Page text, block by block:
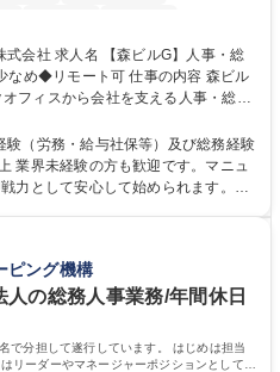
歓迎 駅近5分以内 土日祝休み
G】人事・総
ト可 仕事の内容 森ビル
フィスから会社を支える人事・総務
バランスよく担当し、ゆくゆくは制
りがいある環境です。 ■勤怠管
調整等の労務管理全般 ■入退社手続
どのコア業務 ■社内イベントの企画
ため、安心して成長できます。 募
5ヶ月◆年休120日◆残業少なめ◆
（労務・給与社保等）及び総務経験
業界未経験の方も歓迎です。マニュ
力として安心して始められます。
織への貢献度をダイレクトに実感で
可など、ワークライフバランスを保
での幅広い経験を活かし、長期的な
欲と挑戦を全力で応援します。 学
専修学校 高校 語学力： 資格：日商
記検定3級
ピング機構
人の総務人事業務/年間休日
で分担して遂行しています。 はじめは担当
リーダーやマネージャーポジションとして活